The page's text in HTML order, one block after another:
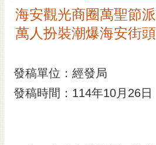
精彩府城
市府團隊
主題服務
海安觀光商圈萬聖節
萬人扮裝潮爆海安街頭
發稿單位：經發局
發稿時間：114年10月26日